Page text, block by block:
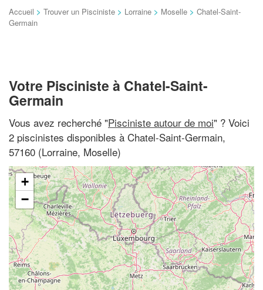
Accueil > Trouver un Pisciniste > Lorraine > Moselle > Chatel-Saint-
Germain
Votre Pisciniste à Chatel-Saint-
Germain
Vous avez recherché "Pisciniste autour de moi" ? Voici
2 piscinistes disponibles à Chatel-Saint-Germain,
57160 (Lorraine, Moselle)
+
−